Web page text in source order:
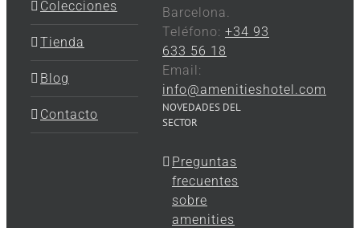
Colecciones
Tienda
Blog
Contacto
Barcelona.
Teléfono: +34 93
633 56 18
Email:
info@amenitieshotel.com
NOVEDADES DEL
SECTOR
Preguntas
frecuentes
sobre
amenities